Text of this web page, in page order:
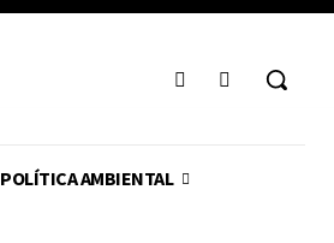
POLÍTICA AMBIENTAL